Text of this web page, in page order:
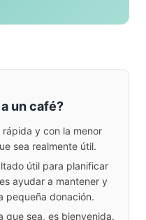
un café?
y con la menor
sea realmente útil.
útil para planificar
ayudar a mantener y
pequeña donación.
que sea, es bienvenida.